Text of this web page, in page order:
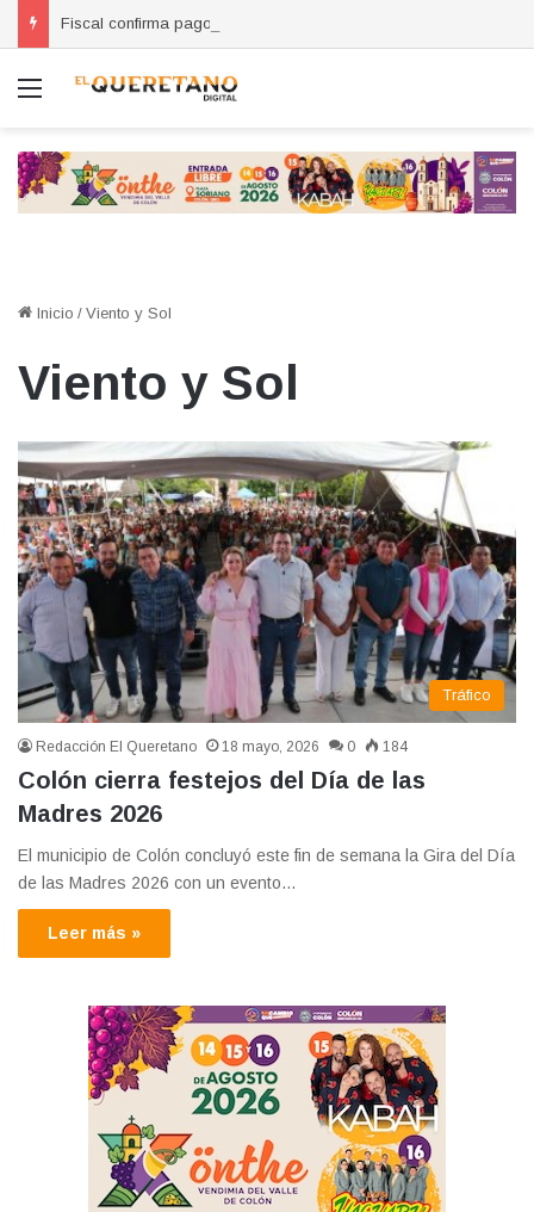
Menú
Inicio / Viento y Sol
Viento y Sol
Tráfico
Redacción El Queretano 18 mayo, 2026 0 184
Colón cierra festejos del Día de las
Madres 2026
El municipio de Colón concluyó este fin de semana la Gira del Día
de las Madres 2026 con un evento…
Leer más »